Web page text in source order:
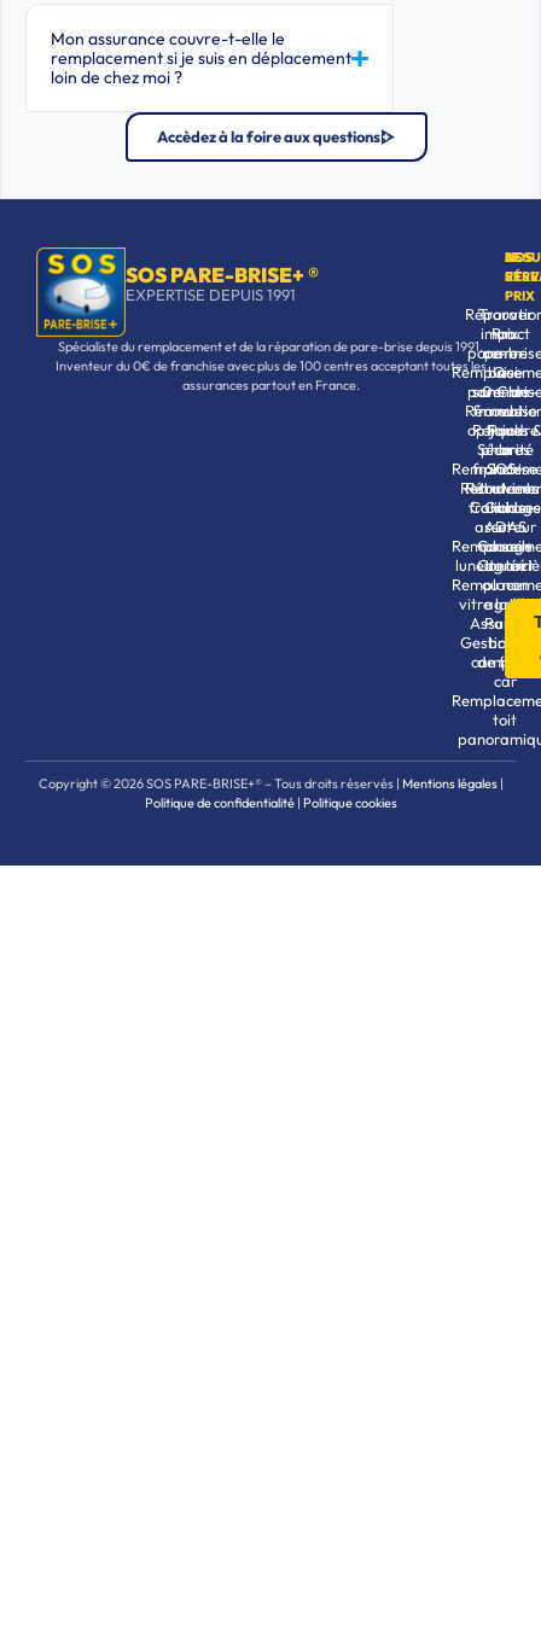
Mon assurance couvre-t-elle le
remplacement si je suis en déplacement
loin de chez moi ?
Accèdez à la foire aux questions
SOS PARE-BRISE+ ®
EXPERTISE DEPUIS 1991
Spécialiste du remplacement et de la réparation de pare-brise depuis 1991.
Inventeur du 0€ de franchise avec plus de 100 centres acceptant toutes les
assurances partout en France.
NOS
impact
pare-
pare-
optiques
phares
Calibrage
ADAS
lunette
vitre
Pare-
brise
camping-
car
toit
ET
PRIX
Prix
pare-
brise
0 € de
franchise
Pack
Sécurité
SOS+
Montants
franchises
assureur
Garage
agréé
ou non
agréé
Assureurs
de flotte
LE
Trouver
un
centre
Qui
sommes-
nous
Rejoindre
la
franchise
Guide
et
conseils
Contact
Copyright © 2026 SOS PARE-BRISE+® – Tous droits réservés | Mentions légales|
Politique de confidentialité| Politique cookies